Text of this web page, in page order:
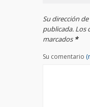
Su dirección
publicada. Los
marcados *
Su comentario